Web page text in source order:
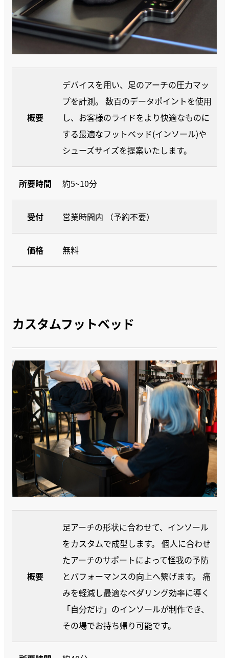
概要
デバイスを用い、足のアーチの圧力マッ
プを計測。 数百のデータポイントを使用
し、お客様のライドをより快適なものに
する最適なフットベッド(インソール)や
シューズサイズを提案いたします。
所要時間 約5~10分
受付 営業時間内 （予約不要）
価格 無料
カスタムフットベッド
概要
足アーチの形状に合わせて、インソール
をカスタムで成型します。 個人に合わせ
たアーチのサポートによって怪我の予防
とパフォーマンスの向上へ繋げます。 痛
みを軽減し最適なペダリング効率に導く
「自分だけ」のインソールが制作でき、
その場でお持ち帰り可能です。